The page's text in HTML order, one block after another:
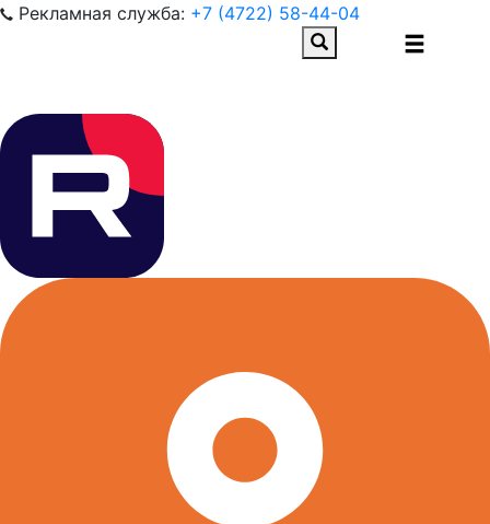
Рекламная служба: +7 (4722) 58-44-04